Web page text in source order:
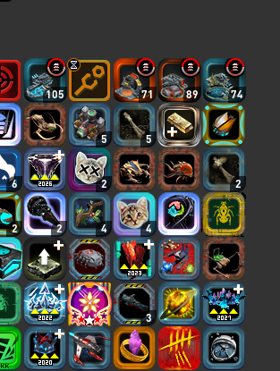
105 71 89 74
5 5
6 2 2
2 2 4 4
3